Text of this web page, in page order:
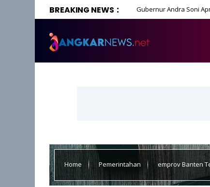
BREAKING NEWS
Home Pemerintahan emprov Banten